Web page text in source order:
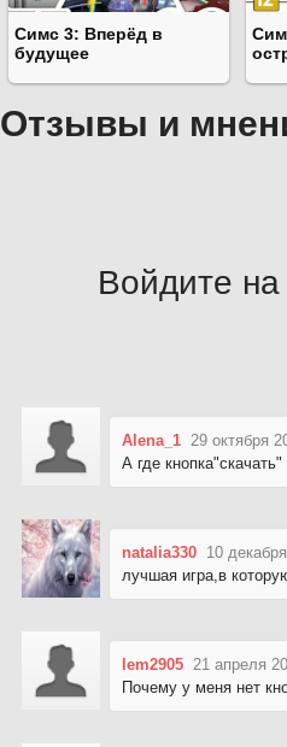
Симс 3: Вперёд в
будущее
Отзывы и
Войдите на
Alena_1 29 октября
А где кнопка"скачать"
natalia330 10
лучшая игра,в
lem2905 21 апреля
Почему у меня нет